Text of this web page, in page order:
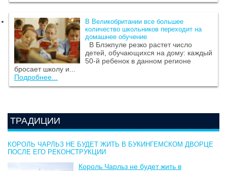
В Великобритании все большее
количество школьников переходит на
домашнее обучение
В Блэкпуле резко растет число
детей, обучающихся на дому: каждый
50-й ребенок в данном регионе
бросает школу и...
Подробнее...
ТРАДИЦИИ
КОРОЛЬ ЧАРЛЬЗ НЕ БУДЕТ ЖИТЬ В БУКИНГЕМСКОМ ДВОРЦЕ
ПОСЛЕ ЕГО РЕКОНСТРУКЦИИ
Король Чарльз не будет жить в